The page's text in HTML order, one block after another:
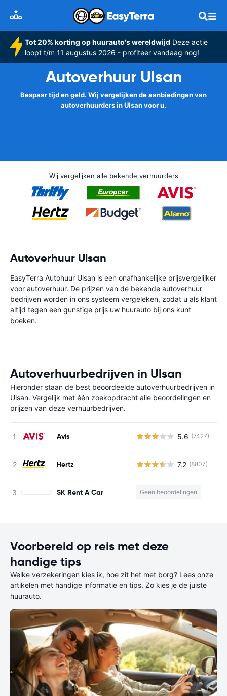
Tot 20% korting op huurauto's wereldwijd Deze actie
loopt t/m 11 augustus 2026 - profiteer vandaag nog!
Autoverhuur Ulsan
Bespaar tijd en geld. Wij vergelijken de aanbiedingen van
autoverhuurders in Ulsan voor u.
Wij vergelijken alle bekende verhuurders
Autoverhuur Ulsan
EasyTerra Autohuur Ulsan is een onafhankelijke prijsvergelijker
voor autoverhuur. De prijzen van de bekende autoverhuur
bedrijven worden in ons systeem vergeleken, zodat u als klant
altijd tegen een gunstige prijs uw huurauto bij ons kunt
boeken.
Autoverhuurbedrijven in Ulsan
Hieronder staan de best beoordeelde autoverhuurbedrijven in
Ulsan. Vergelijk met één zoekopdracht alle beoordelingen en
prijzen van deze verhuurbedrijven.
Avis 5.6 (7427)
Hertz 7.2 (8807)
SK Rent A Car Geen beoordelingen
Voorbereid op reis met deze
handige tips
Welke verzekeringen kies ik, hoe zit het met borg? Lees onze
artikelen met handige informatie en tips. Zo kies je de juiste
huurauto.